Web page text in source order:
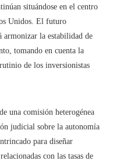
situándose en el centro
Unidos. El futuro
armonizar la estabilidad de
tomando en cuenta la
de los inversionistas
una comisión heterogénea
judicial sobre la autonomía
para diseñar
con las tasas de